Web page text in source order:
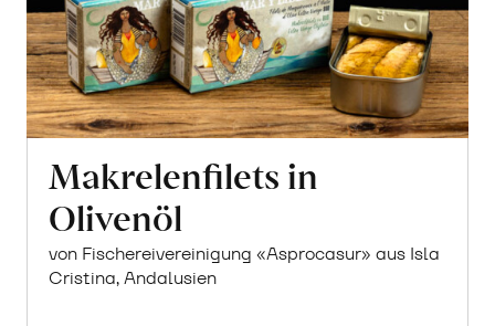
Makrelenfilets in
Olivenöl
von Fischereivereinigung «Asprocasur» aus Isla
Cristina, Andalusien